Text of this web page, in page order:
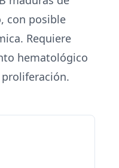
con posible
Requiere
hematológico